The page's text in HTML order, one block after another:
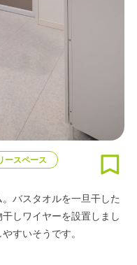
ースペース
バスタオルを一旦干した
しワイヤーを設置しまし
すいそうです。